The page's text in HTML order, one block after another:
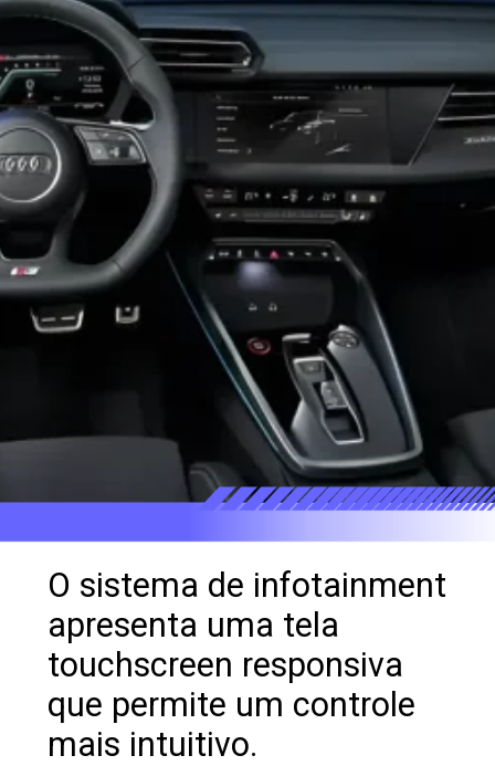
Opening
O sistema de infotainment
apresenta uma tela
touchscreen responsiva
que permite um controle
mais intuitivo.